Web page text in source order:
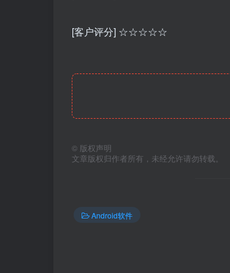
[客户评分] ☆☆☆☆☆
© 版权声明
文章版权归作者所有，未经允许请勿转载。
Android软件